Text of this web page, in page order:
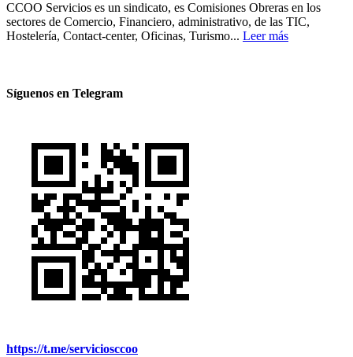
CCOO Servicios es un sindicato, es Comisiones Obreras en los
sectores de Comercio, Financiero, administrativo, de las TIC,
Hostelería, Contact-center, Oficinas, Turismo... Leer más
Síguenos en Telegram
https://t.me/serviciosccoo